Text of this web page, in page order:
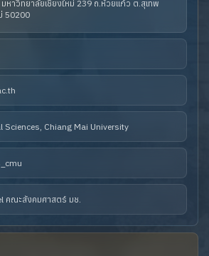
หาวิทยาลัยเชียงใหม่ 239 ถ.ห้วยแก้ว ต.สุเทพ
50200
Sciences, Chiang Mai University
คณะสังคมศาสตร์ มช.